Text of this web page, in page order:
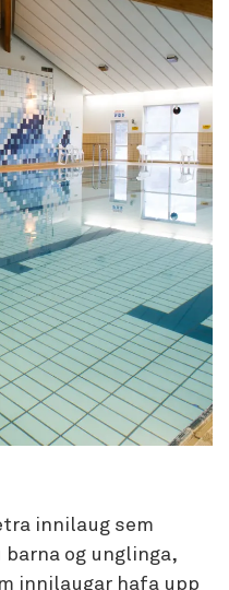
innilaug sem
og unglinga,
innilaugar hafa upp